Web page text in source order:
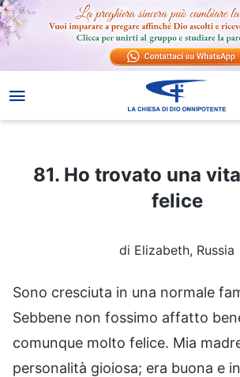
81. Ho trovato una vita davvero felice
81. Ho trovato una
felice
di Elizabeth, Russia
Sono cresciuta in una normale
Sebbene non fossimo affatto
comunque molto felice. Mia
personalità gioiosa; era buona e